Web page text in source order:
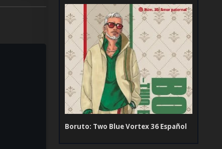
Boruto: Two Blue Vortex 36 Español